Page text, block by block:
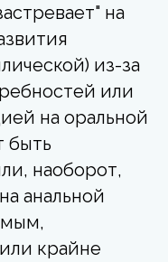
на
из-за
или
на оральной
быть
наоборот,
анальной
крайне